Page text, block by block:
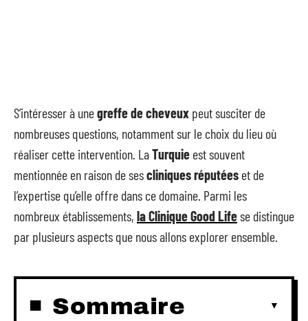
S’intéresser à unegreffe de cheveux peut susciter de
nombreuses questions, notamment sur le choix du lieu où
réaliser cette intervention. LaTurquie est souvent
mentionnée en raison de sescliniques réputées et de
l’expertise qu’elle offre dans ce domaine. Parmi les
nombreux établissements, la Clinique Good Lifese distingue
par plusieurs aspects que nous allons explorer ensemble.
Sommaire